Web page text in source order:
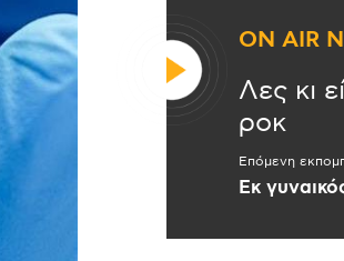
ON AIR
Λες κι
ροκ
Επόμενη
Εκ